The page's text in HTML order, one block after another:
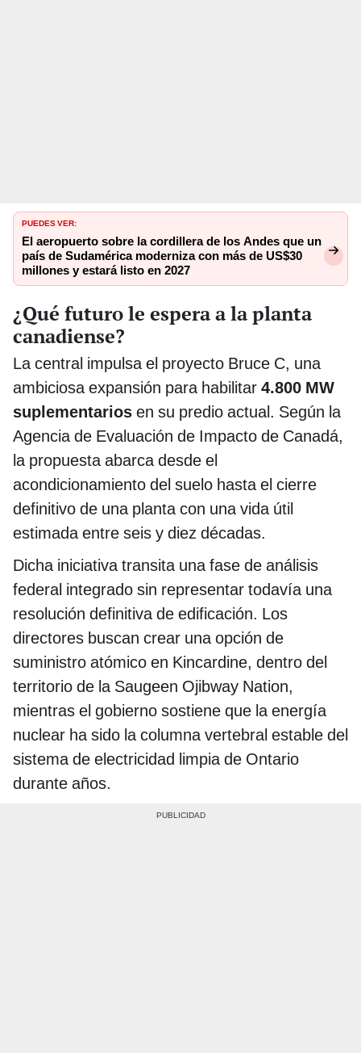
PUEDES VER:
El aeropuerto sobre la cordillera de los Andes que un
país de Sudamérica moderniza con más de US$30
millones y estará listo en 2027
¿Qué futuro le espera a la planta
canadiense?
La central impulsa el proyecto Bruce C, una
ambiciosa expansión para habilitar 4.800 MW
suplementarios en su predio actual. Según la
Agencia de Evaluación de Impacto de Canadá,
la propuesta abarca desde el
acondicionamiento del suelo hasta el cierre
definitivo de una planta con una vida útil
estimada entre seis y diez décadas.
Dicha iniciativa transita una fase de análisis
federal integrado sin representar todavía una
resolución definitiva de edificación. Los
directores buscan crear una opción de
suministro atómico en Kincardine, dentro del
territorio de la Saugeen Ojibway Nation,
mientras el gobierno sostiene que la energía
nuclear ha sido la columna vertebral estable del
sistema de electricidad limpia de Ontario
durante años.